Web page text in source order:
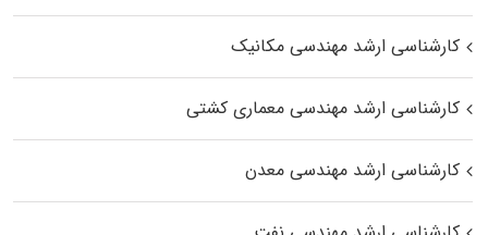
کارشناسی ارشد مهندسی مکانیک
کارشناسی ارشد مهندسی معماری کشتی
کارشناسی ارشد مهندسی معدن